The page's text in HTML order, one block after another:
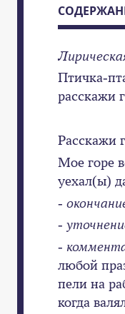
Птичка-
расскажи
Расскажи
Мое горе
уехал(ы)
-
-
-
любой
пели на
когда